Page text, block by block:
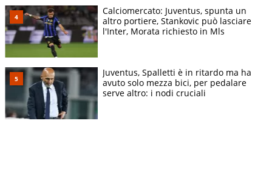
Calciomercato: Juventus, spunta un
altro portiere, Stankovic può lasciare
l'Inter, Morata richiesto in Mls
Juventus, Spalletti è in ritardo ma ha
avuto solo mezza bici, per pedalare
serve altro: i nodi cruciali